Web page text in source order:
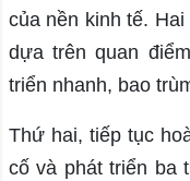
của nền kinh tế.
dựa trên quan
triển nhanh, bao
Thứ hai, tiếp tục
cố và phát triển ba